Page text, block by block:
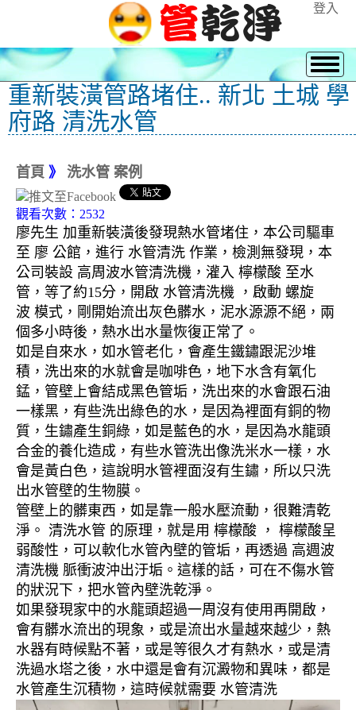
登入
重新裝潢管路堵住.. 新北 土城 學
府路 清洗水管
首頁 》 洗水管 案例
觀看次數：2532
廖先生 加重新裝潢後發現熱水管堵住，本公司驅車
至 廖 公館，進行 水管清洗 作業，檢測無發現，本
公司裝設 高周波水管清洗機，灌入 檸檬酸 至水
管，等了約15分，開啟 水管清洗機 ，啟動 螺旋
波 模式，剛開始流出灰色髒水，泥水源源不絕，兩
個多小時後，熱水出水量恢復正常了。
如是自來水，如水管老化，會產生鐵鏽跟泥沙堆
積，洗出來的水就會是咖啡色，地下水含有氧化
錳，管壁上會結成黑色管垢，洗出來的水會跟石油
一樣黑，有些洗出綠色的水，是因為裡面有銅的物
質，生鏽產生銅綠，如是藍色的水，是因為水龍頭
合金的養化造成，有些水管洗出像洗米水一樣，水
會是黃白色，這說明水管裡面沒有生鏽，所以只洗
出水管壁的生物膜。
管壁上的髒東西，如是靠一般水壓流動，很難清乾
淨。 清洗水管 的原理，就是用 檸檬酸 ， 檸檬酸呈
弱酸性，可以軟化水管內壁的管垢，再透過 高週波
清洗機 脈衝波沖出汙垢。這樣的話，可在不傷水管
的狀況下，把水管內壁洗乾淨。
如果發現家中的水龍頭超過一周沒有使用再開啟，
會有髒水流出的現象，或是流出水量越來越少，熱
水器有時候點不著，或是等很久才有熱水，或是清
洗過水塔之後，水中還是會有沉澱物和異味，都是
水管產生沉積物，這時候就需要 水管清洗